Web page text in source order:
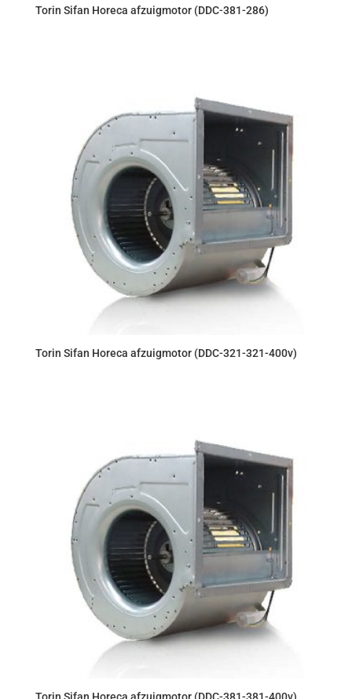
Torin Sifan Horeca afzuigmotor (DDC-381-286)
Torin Sifan Horeca afzuigmotor (DDC-321-321-400v)
Torin Sifan Horeca afzuigmotor (DDC-381-381-400v)